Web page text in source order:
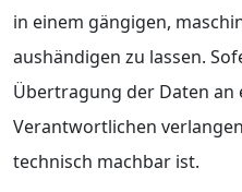
in einem gängigen,
aushändigen zu lassen.
Übertragung der Daten an
Verantwortlichen
technisch machbar ist.